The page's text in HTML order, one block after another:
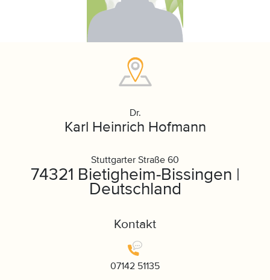
Dr.
Karl Heinrich Hofmann
Stuttgarter Straße 60
74321 Bietigheim-Bissingen |
Deutschland
Kontakt
07142 51135